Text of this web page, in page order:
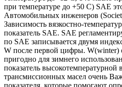
при температуре до +50 С) SAE
Автомобильных инженеров
Зависимость вязкостно-
показатель SAE. SAE
по SAE записывается двумя
W после первой цифры. W(winter)
пригодно для зимнего
показатель высокотемпературной
трансмиссионных масел очень
показателя, которые помогают